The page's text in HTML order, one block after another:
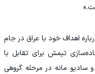
اهداف خود با عراق در جام
تیمش برای تقابل با
و سادیو مانه در مرحله گروهی